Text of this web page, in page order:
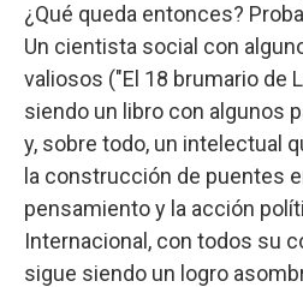
¿Qué queda entonces?
Un cientista social con
valiosos ("El 18 brumario de
siendo un libro con algunos
y, sobre todo, un intelectual
la construcción de puentes
pensamiento y la acción
Internacional, con todos su
sigue siendo un logro